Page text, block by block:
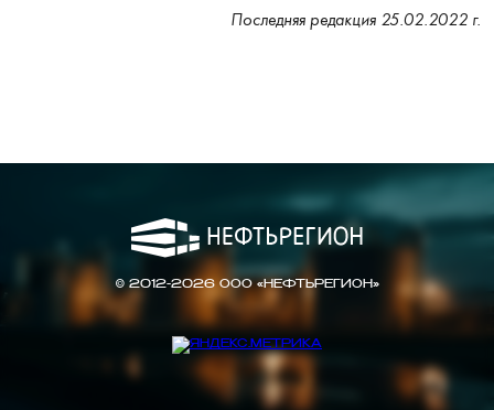
Последняя редакция 25.02.2022 г.
© 2012-2026 ООО «НЕФТЬРЕГИОН»